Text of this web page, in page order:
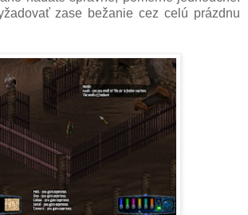
zase bežanie cez celú prázdnu